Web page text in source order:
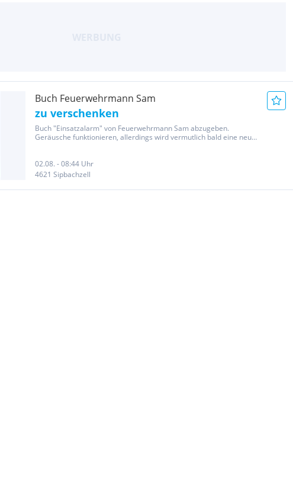
Buch Feuerwehrmann Sam
zu verschenken
Buch "Einsatzalarm" von Feuerwehrmann Sam abzugeben.
Geräusche funktionieren, allerdings wird vermutlich bald eine neue
02.08. - 08:44 Uhr
4621 Sipbachzell